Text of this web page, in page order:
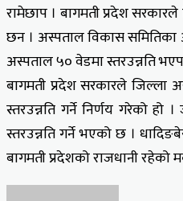
रामेछाप । बागमती प्रदेश
छन । अस्पताल विकास समितिका
अस्पताल ५० वेडमा स्तरउन्नति
बागमती प्रदेश सरकारले जिल्ला
स्तरउन्नति गर्ने निर्णय गरेको
स्तरउन्नति गर्ने भएको छ ।
बागमती प्रदेशको राजधानी रहेको